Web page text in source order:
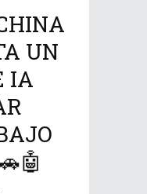
UN
IA